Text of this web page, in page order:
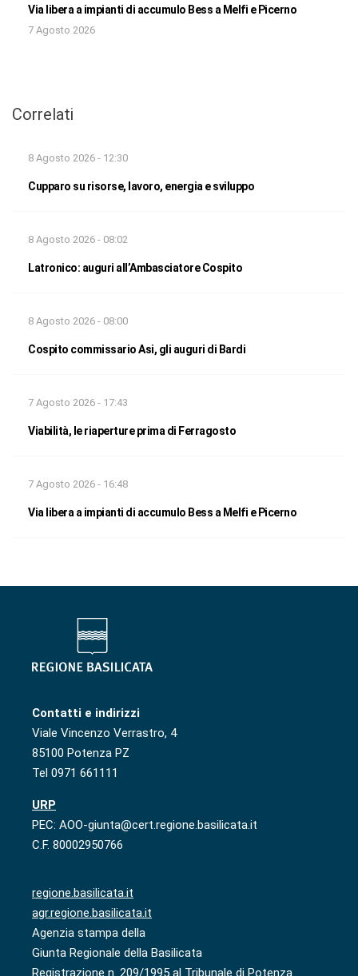
Via libera a impianti di accumulo Bess a Melfi e Picerno
7 Agosto 2026
Correlati
8 Agosto 2026 - 12:30
Cupparo su risorse, lavoro, energia e sviluppo
8 Agosto 2026 - 08:02
Latronico: auguri all’Ambasciatore Cospito
8 Agosto 2026 - 08:00
Cospito commissario Asi, gli auguri di Bardi
7 Agosto 2026 - 17:43
Viabilità, le riaperture prima di Ferragosto
7 Agosto 2026 - 16:48
Via libera a impianti di accumulo Bess a Melfi e Picerno
Contatti e indirizzi
Viale Vincenzo Verrastro, 4
85100 Potenza PZ
Tel 0971 661111
URP
PEC: AOO-giunta@cert.regione.basilicata.it
C.F. 80002950766
regione.basilicata.it
agr.regione.basilicata.it
Agenzia stampa della
Giunta Regionale della Basilicata
Registrazione n. 209/1995 al Tribunale di Potenza